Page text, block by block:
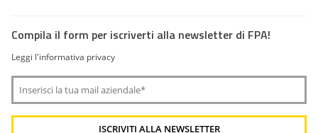
Compila il form per iscriverti alla newsletter di FPA!
Leggi l'informativa privacy